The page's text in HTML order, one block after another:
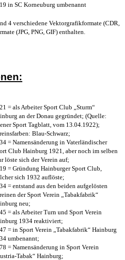
in SC Korneuburg umbenannt
4 verschiedene Vektorgrafikformate (CDR,
(JPG, PNG, GIF) enthalten.
= als Arbeiter Sport Club „Sturm“
an der Donau gegründet; (Quelle:
Sport Tagblatt, vom 13.04.1922);
Blau-Schwarz;
= Namensänderung in Vaterländischer
Club Hainburg 1921, aber noch im selben
löste sich der Verein auf;
= Gründung Hainburger Sport Club,
sich 1932 auflöste;
= entstand aus den beiden aufgelösten
der Sport Verein „Tabakfabrik“
neu;
= als Arbeiter Turn und Sport Verein
1934 reaktiviert;
= in Sport Verein „Tabakfabrik“ Hainburg
umbenannt;
= Namensänderung in Sport Verein
Tabak“ Hainburg;